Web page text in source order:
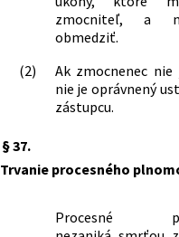
zmocniteľ, a
obmedziť.
(2)
Ak zmocnenec
nie je oprávnený
zástupcu.
§ 37.
Trvanie procesného
Procesné